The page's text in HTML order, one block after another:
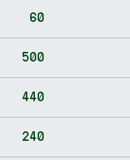
60
500
440
240